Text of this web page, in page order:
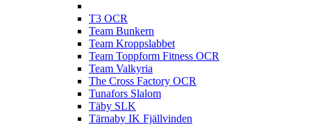
T3 OCR
Team Bunkern
Team Kroppslabbet
Team Toppform Fitness OCR
Team Valkyria
The Cross Factory OCR
Tunafors Slalom
Täby SLK
Tärnaby IK Fjällvinden